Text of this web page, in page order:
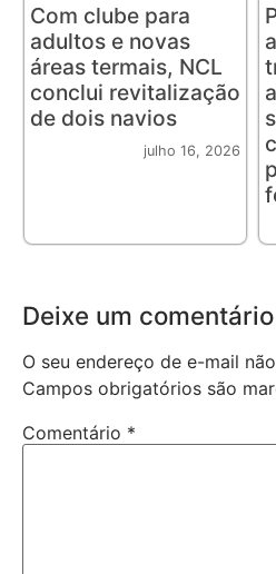
Com clube para
adultos e novas
áreas termais, NCL
conclui revitalização
de dois navios
julho 16, 2026
Deixe um comentário
O seu endereço de e-mail
Campos obrigatórios são
Comentário *